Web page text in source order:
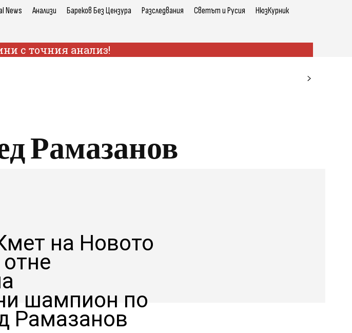
News Анализи Бареков Без Цензура Разследвания Светът и Русия НюзКурник
с точния анализ!
Рамазанов
на Новото
шампион по
Рамазанов